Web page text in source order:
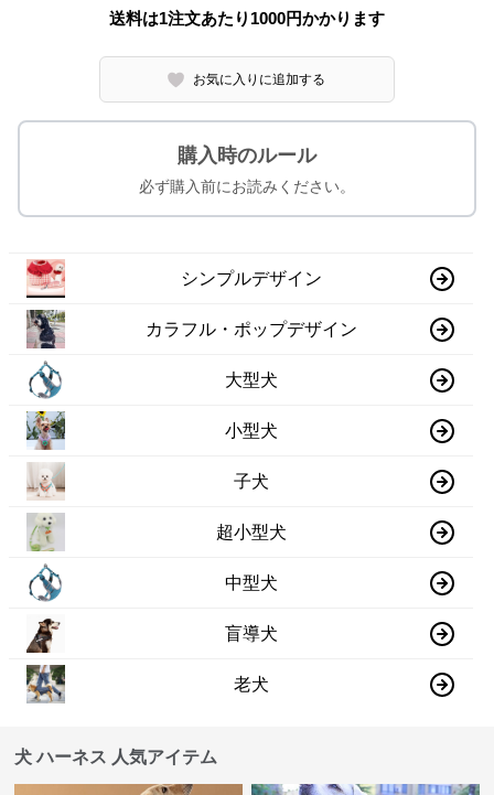
送料は1注文あたり 1000円かかります
お気に入りに追加する
購入時のルール
必ず購入前にお読みください。
シンプルデザイン
カラフル・ポップデザイン
大型犬
小型犬
子犬
超小型犬
中型犬
盲導犬
老犬
犬 ハーネス 人気アイテム